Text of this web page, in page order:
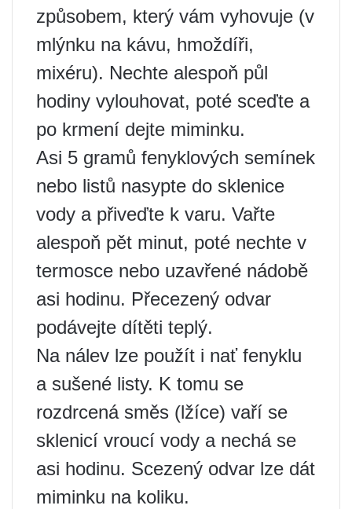
způsobem, který vám vyhovuje (v
mlýnku na kávu, hmoždíři,
mixéru). Nechte alespoň půl
hodiny vylouhovat, poté sceďte a
po krmení dejte miminku.
Asi 5 gramů fenyklových semínek
nebo listů nasypte do sklenice
vody a přiveďte k varu. Vařte
alespoň pět minut, poté nechte v
termosce nebo uzavřené nádobě
asi hodinu. Přecezený odvar
podávejte dítěti teplý.
Na nálev lze použít i nať fenyklu
a sušené listy. K tomu se
rozdrcená směs (lžíce) vaří se
sklenicí vroucí vody a nechá se
asi hodinu. Scezený odvar lze dát
miminku na koliku.